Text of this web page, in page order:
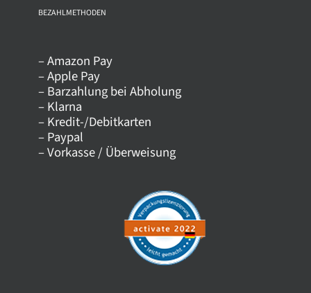
Über uns
Kontakt
Versandkosten
Datenschutz
BEZAHLMETHODEN
– Amazon Pay
– Apple Pay
– Barzahlung bei Abholung
– Klarna
– Kredit-/Debitkarten
– Paypal
– Vorkasse / Überweisung